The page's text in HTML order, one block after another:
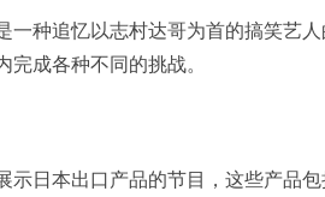
一种追忆以志村达哥为首的搞笑艺
成各种不同的挑战。
示日本出口产品的节目，这些产品